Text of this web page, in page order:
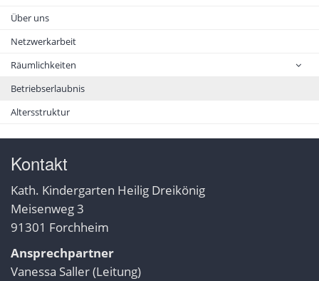
Über uns
Netzwerkarbeit
Räumlichkeiten
Betriebserlaubnis
Altersstruktur
Kontakt
Kath. Kindergarten Heilig Dreikönig
Meisenweg 3
91301 Forchheim
Ansprechpartner
Vanessa Saller (Leitung)